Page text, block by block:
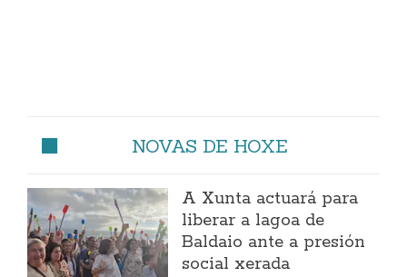
NOVAS DE HOXE
A Xunta actuará para
liberar a lagoa de
Baldaio ante a presión
social xerada